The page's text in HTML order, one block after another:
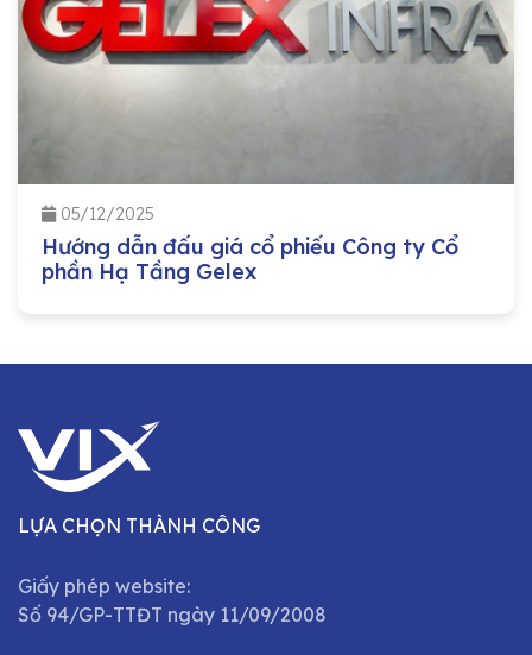
05/12/2025
Hướng dẫn đấu giá cổ phiếu Công ty Cổ
phần Hạ Tầng Gelex
LỰA CHỌN THÀNH CÔNG
Giấy phép website:
Số 94/GP-TTĐT ngày 11/09/2008